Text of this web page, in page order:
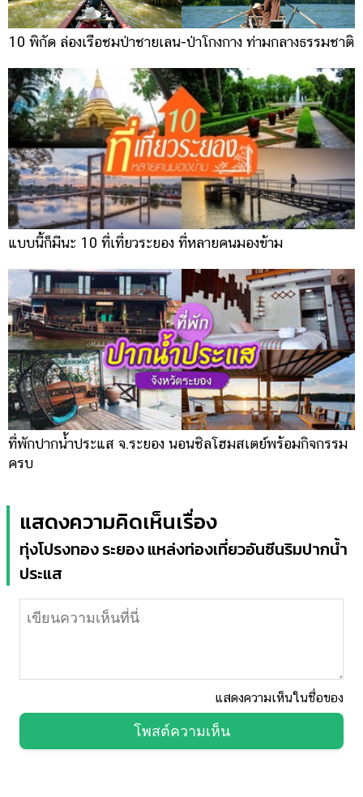
10 พิกัด ล่องเรือชมป่าชายเลน-ป่าโกงกาง ท่ามกลางธรรมชาติ
แบบนี้ก็มีนะ 10 ที่เที่ยวระยอง ที่หลายคนมองข้าม
ที่พักปากน้ำประแส จ.ระยอง นอนชิลโฮมสเตย์พร้อมกิจกรรม
ครบ
แสดงความคิดเห็นเรื่อง
ทุ่งโปรงทอง ระยอง แหล่งท่องเที่ยวอันซีนริมปากน้ำ
ประแส
แสดงความเห็นในชื่อของ
โพสต์ความเห็น